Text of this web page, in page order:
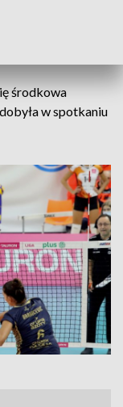
środkowa
w spotkaniu